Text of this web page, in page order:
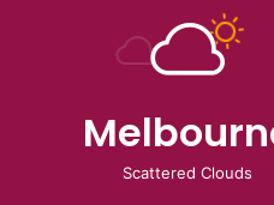
Scattered Clouds